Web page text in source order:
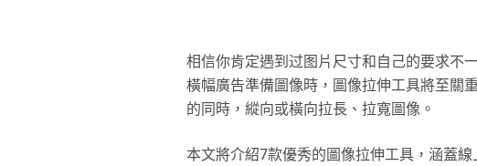
相信你肯定遇到过图片尺寸和自己的要求不
橫幅廣告準備圖像時，圖像拉伸工具將至關
的同時，縱向或橫向拉長、拉寬圖像。
本文將介紹7款優秀的圖像拉伸工具，涵蓋線